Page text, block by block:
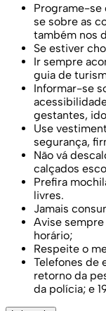
Programe-se
se sobre as
também nos
Se estiver
Ir sempre
guia de
Informar-se
gestantes,
Use
segurança,
Não vá
calçados
Prefira
livres.
Jamais
Avise
horário;
Respeite o
Telefones de
retorno da
da polícia; e